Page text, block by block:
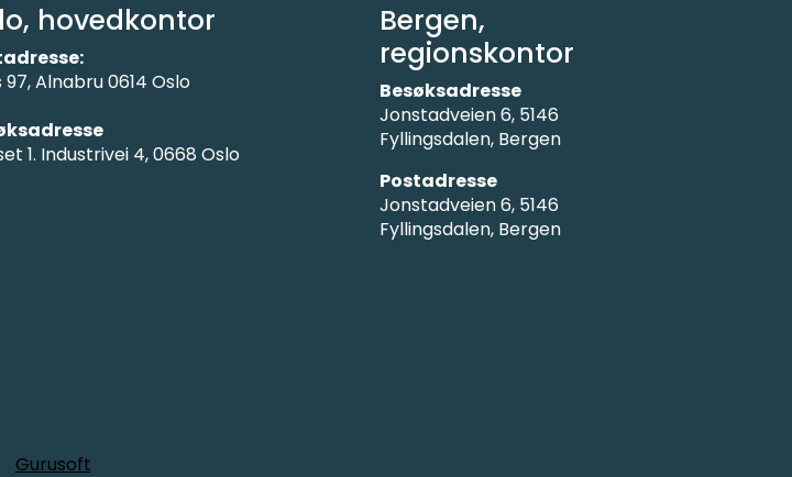
Bergen,
regionskontor
Besøksadresse
Jonstadveien 6, 5146
Fyllingsdalen, Bergen
Postadresse
Jonstadveien 6, 5146
Fyllingsdalen, Bergen
hovedkontor
97, Alnabru 0614 Oslo
1. Industrivei 4, 0668 Oslo
Gurusoft